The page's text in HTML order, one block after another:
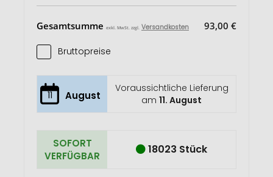
Gesamtsumme exkl. MwSt. zzgl. Versandkosten 93,00 €
Bruttopreise
11 August
Voraussichtliche Lieferung
am11. August
SOFORT
VERFÜGBAR
18023 Stück